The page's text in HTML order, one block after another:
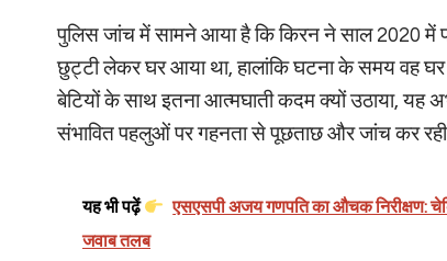
पुलिस जांच में सामने आया है कि किरन ने साल 2020 में
छुट्टी लेकर घर आया था, हालांकि घटना के समय वह
बेटियों के साथ इतना आत्मघाती कदम क्यों उठाया, यह
संभावित पहलुओं पर गहनता से पूछताछ और जांच कर
यह भी पढ़ें
एसएसपी अजय गणपति का औचक निरीक्षण:
जवाब तलब